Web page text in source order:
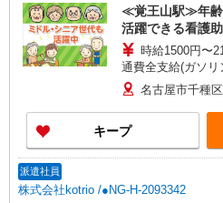
≪覚王山駅≫年齢
活躍できる看護
時給1500円〜
通費全支給(ガソリ
名古屋市千種区
キープ
派遣社員
株式会社kotrio /●NG-H-2093342